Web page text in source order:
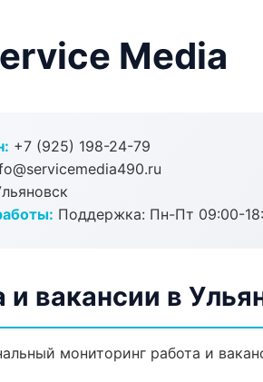
Media
+7 (925) 198-24-79
Поддержка: Пн-Пт 09:00-
и вакансии в
мониторинг работа и